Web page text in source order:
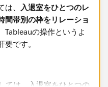
、 入退室をひとつのレ
間帯別の枠をリレーショ
Tableauの操作というよ
です。